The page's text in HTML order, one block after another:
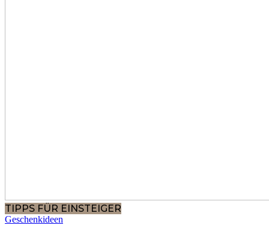
TIPPS FÜR EINSTEIGER
Geschenkideen